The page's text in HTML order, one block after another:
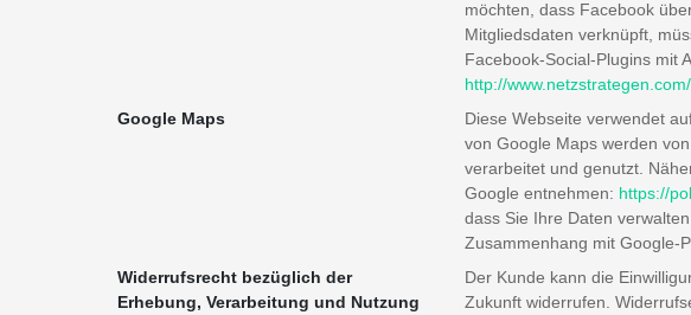
möchten, dass Facebook
Mitgliedsdaten verknüpft,
Facebook-Social-Plugins mit
http://
Google Maps
Diese Webseite verwendet
von Google Maps werden
verarbeitet und genutzt.
Google entnehmen: https://
dass Sie Ihre Daten
Zusammenhang mit Google-
Widerrufsrecht bezüglich der
Erhebung, Verarbeitung und Nutzung
Der Kunde kann die
Zukunft widerrufen.